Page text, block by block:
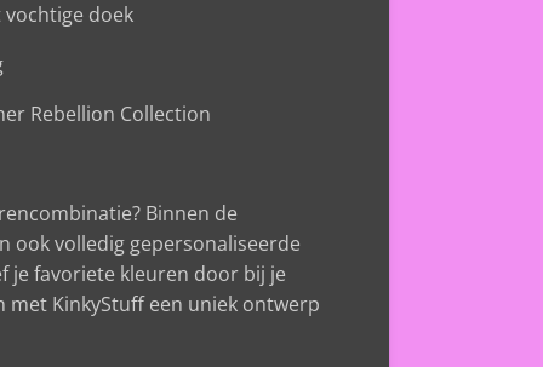
doek
Rebellion Collection
Binnen de
ook volledig gepersonaliseerde
je favoriete kleuren door bij je
met KinkyStuff een uniek ontwerp